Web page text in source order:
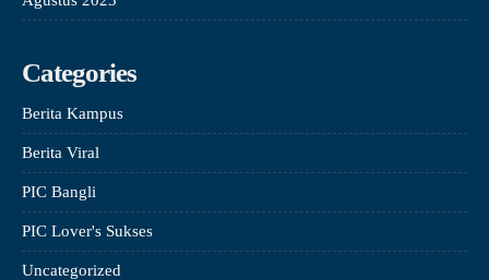
Categories
Berita Kampus
Berita Viral
PIC Bangli
PIC Lover's Sukses
Uncategorized